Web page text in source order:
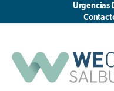
Urgencias